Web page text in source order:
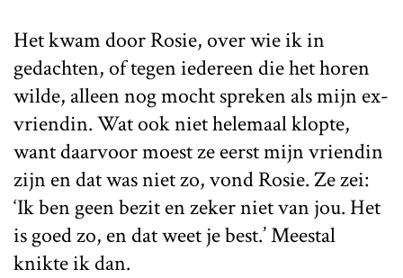
Het kwam door Rosie, over wie ik in
gedachten, of tegen iedereen die het horen
wilde, alleen nog mocht spreken als mijn ex-
vriendin. Wat ook niet helemaal klopte,
want daarvoor moest ze eerst mijn vriendin
zijn en dat was niet zo, vond Rosie. Ze zei:
‘Ik ben geen bezit en zeker niet van jou. Het
is goed zo, en dat weet je best.’ Meestal
knikte ik dan.